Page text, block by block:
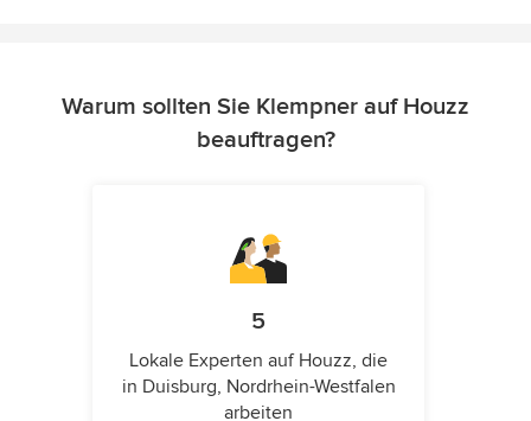
Warum sollten Sie Klempner auf Houzz
beauftragen?
5
Lokale Experten auf Houzz, die
in Duisburg, Nordrhein-Westfalen
arbeiten